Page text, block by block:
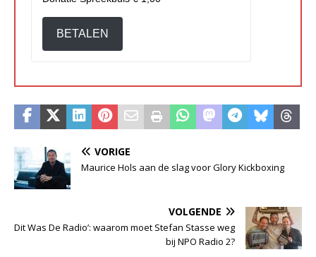
BETALEN
VORIGE
Maurice Hols aan de slag voor Glory Kickboxing
VOLGENDE
Dit Was De Radio’: waarom moet Stefan Stasse weg
bij NPO Radio 2?